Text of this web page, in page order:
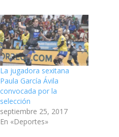
La jugadora sexitana
Paula García Ávila
convocada por la
selección
septiembre 25, 2017
En «Deportes»